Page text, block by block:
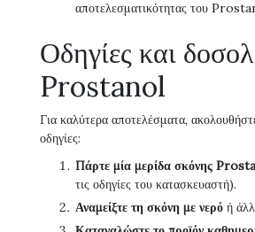
αποτελεσματικότητας του
Οδηγίες και
Prostanol
Για καλύτερα αποτελέσματα,
οδηγίες:
Πάρτε μία μερίδα σκόνης
τις οδηγίες του κατασκευαστή).
Αναμείξτε τη σκόνη με νερό ή